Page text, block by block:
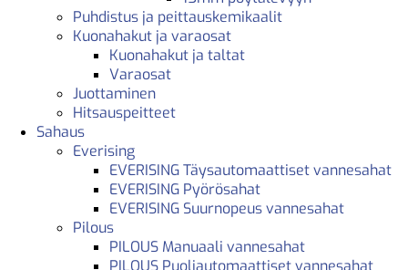
Puhdistus ja peittauskemikaalit
Kuonahakut ja varaosat
Kuonahakut ja taltat
Varaosat
Juottaminen
Hitsauspeitteet
Sahaus
Everising
EVERISING Täysautomaattiset vannesahat
EVERISING Pyörösahat
EVERISING Suurnopeus vannesahat
Pilous
PILOUS Manuaali vannesahat
PILOUS Puoliautomaattiset vannesahat